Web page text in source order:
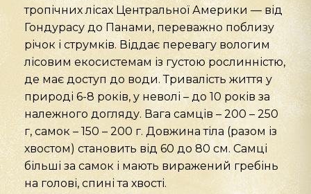
тропічних лісах Центральної Америки — від
Гондурасу до Панами, переважно поблизу
річок і струмків. Віддає перевагу вологим
лісовим екосистемам із густою рослинністю,
де має доступ до води. Тривалість життя у
природі 6-8 років, у неволі – до 10 років за
належного догляду. Вага самців – 200 – 250
г, самок – 150 – 200 г. Довжина тіла (разом із
хвостом) становить від 60 до 80 см. Самці
більші за самок і мають виражений гребінь
на голові, спині та хвості.